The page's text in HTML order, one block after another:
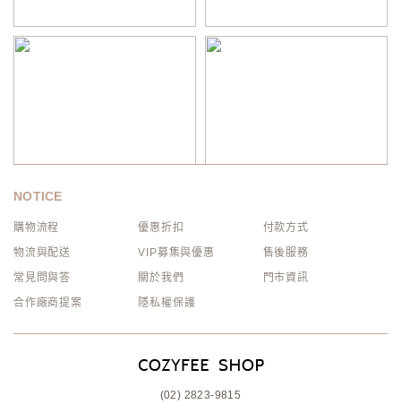
NOTICE
購物流程 優惠折扣
付款方式
物流與配送
VIP募集與優惠
售後服務
常見問與答
關於我們
門市資訊
合作廠商提案
隱私權保護
(02) 2823-9815